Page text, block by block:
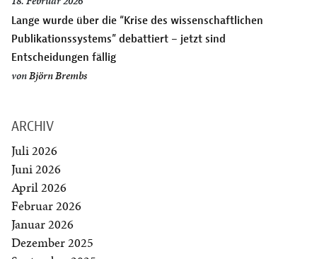
Lange wurde über die “Krise des wissenschaftlichen
Publikationssystems” debattiert – jetzt sind
Entscheidungen fällig
vonBjörn Brembs
ARCHIV
Juli 2026
Juni 2026
April 2026
Februar 2026
Januar 2026
Dezember 2025